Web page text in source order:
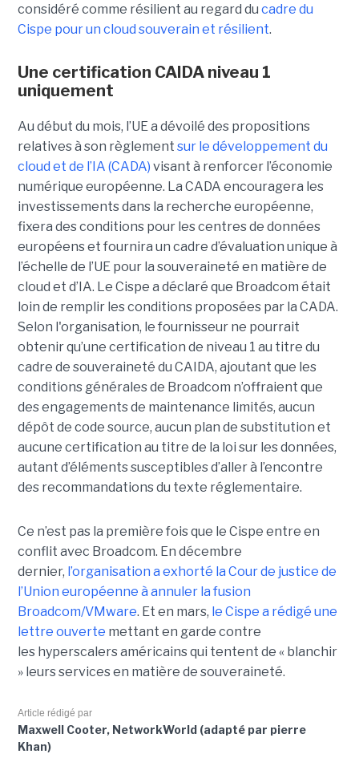
considéré comme résilient au regard du cadre du
Cispe pour un cloud souverain et résilient.
Une certification CAIDA niveau 1
uniquement
Au début du mois, l’UE a dévoilé des propositions
relatives à son règlement sur le développement du
cloud et de l’IA (CADA) visant à renforcer l’économie
numérique européenne. La CADA encouragera les
investissements dans la recherche européenne,
fixera des conditions pour les centres de données
européens et fournira un cadre d’évaluation unique à
l’échelle de l’UE pour la souveraineté en matière de
cloud et d’IA. Le Cispe a déclaré que Broadcom était
loin de remplir les conditions proposées par la CADA.
Selon l'organisation, le fournisseur ne pourrait
obtenir qu’une certification de niveau 1 au titre du
cadre de souveraineté du CAIDA, ajoutant que les
conditions générales de Broadcom n’offraient que
des engagements de maintenance limités, aucun
dépôt de code source, aucun plan de substitution et
aucune certification au titre de la loi sur les données,
autant d’éléments susceptibles d’aller à l’encontre
des recommandations du texte réglementaire.
Ce n’est pas la première fois que le Cispe entre en
conflit avec Broadcom. En décembre
dernier, l’organisation a exhorté la Cour de justice de
l’Union européenne à annuler la fusion
Broadcom/VMware. Et en mars, le Cispe a rédigé une
lettre ouverte mettant en garde contre
les hyperscalers américains qui tentent de « blanchir
» leurs services en matière de souveraineté.
Article rédigé par
Maxwell Cooter, NetworkWorld (adapté par pierre
Khan)